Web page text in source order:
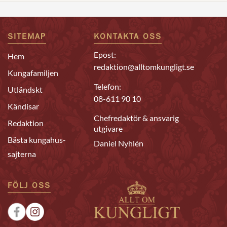
SITEMAP
Hem
Kungafamiljen
Utländskt
Kändisar
Redaktion
Bästa kungahus-
sajterna
KONTAKTA OSS
Epost:
redaktion@alltomkungligt.se
Telefon:
08-611 90 10
Chefredaktör & ansvarig
utgivare
Daniel Nyhlén
FÖLJ OSS